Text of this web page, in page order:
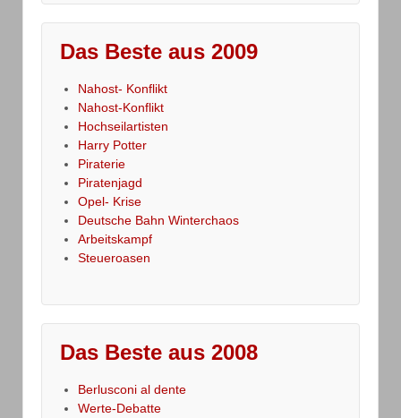
Das Beste aus 2009
Nahost- Konflikt
Nahost-Konflikt
Hochseilartisten
Harry Potter
Piraterie
Piratenjagd
Opel- Krise
Deutsche Bahn Winterchaos
Arbeitskampf
Steueroasen
Das Beste aus 2008
Berlusconi al dente
Werte-Debatte